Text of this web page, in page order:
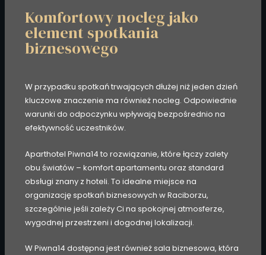
Komfortowy nocleg jako
element spotkania
biznesowego
W przypadku spotkań trwających dłużej niż jeden dzień
kluczowe znaczenie ma również nocleg. Odpowiednie
warunki do odpoczynku wpływają bezpośrednio na
efektywność uczestników.
Aparthotel Piwna14 to rozwiązanie, które łączy zalety
obu światów – komfort apartamentu oraz standard
obsługi znany z hoteli. To idealne miejsce na
organizację spotkań biznesowych w Raciborzu,
szczególnie jeśli zależy Ci na spokojnej atmosferze,
wygodnej przestrzeni i dogodnej lokalizacji.
W Piwna14 dostępna jest również sala biznesowa, która